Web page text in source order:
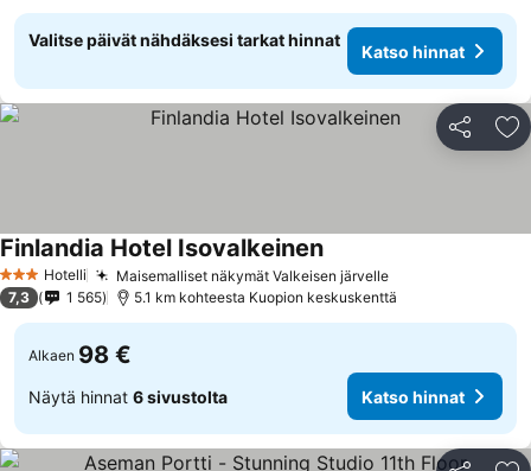
Valitse päivät nähdäksesi tarkat hinnat
Katso hinnat
Jaa
3 Tähtiluokitus
Hotelli Maisemalliset näkymät Valkeisen järvelleKatso hinnat
Finlandia Hotel IsovalkeinenKatso hinnat
7,3 1 565 5.1 km kohteesta Kuopion keskuskenttä
Alkaen 98 €
Näytä hinnat 6 sivustolta Katso hinnat